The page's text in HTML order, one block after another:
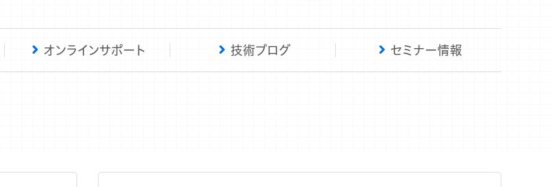
オンラインサポート 技術ブログ セミナー情報